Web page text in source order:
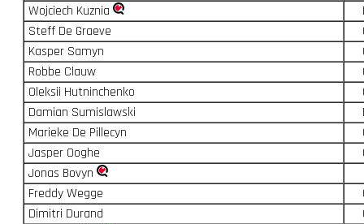
Wojciech Kuznia
Steff De Graeve
Kasper Samyn
Robbe Clauw
Oleksii Hutninchenko
Damian Sumislawski
Marieke De Pillecyn
Jasper Ooghe
Jonas Bovyn
Freddy Wegge
Dimitri Durand